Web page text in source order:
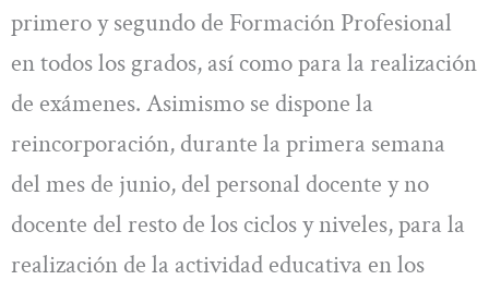
primero y segundo de Formación Profesional
en todos los grados, así como para la realización
de exámenes. Asimismo se dispone la
reincorporación, durante la primera semana
del mes de junio, del personal docente y no
docente del resto de los ciclos y niveles, para la
realización de la actividad educativa en los